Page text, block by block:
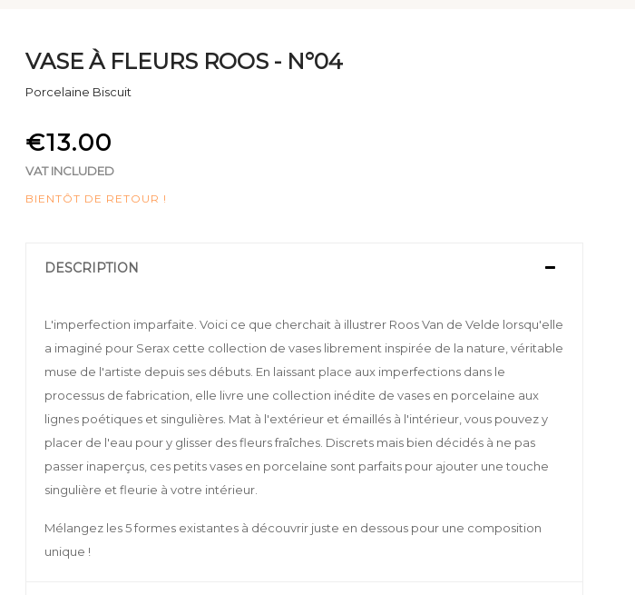
VASE À FLEURS ROOS - N°04
Porcelaine Biscuit
€13.00
VAT INCLUDED
BIENTÔT DE RETOUR !
DESCRIPTION
L'imperfection imparfaite. Voici ce que cherchait à illustrer Roos Van de Velde lorsqu'elle
a imaginé pour Serax cette collection de vases librement inspirée de la nature, véritable
muse de l'artiste depuis ses débuts. En laissant place aux imperfections dans le
processus de fabrication, elle livre une collection inédite de vases en porcelaine aux
lignes poétiques et singulières. Mat à l'extérieur et émaillés à l'intérieur, vous pouvez y
placer de l'eau pour y glisser des fleurs fraîches. Discrets mais bien décidés à ne pas
passer inaperçus, ces petits vases en porcelaine sont parfaits pour ajouter une touche
singulière et fleurie à votre intérieur.
Mélangez les 5 formes existantes à découvrir juste en dessous pour une composition
unique !